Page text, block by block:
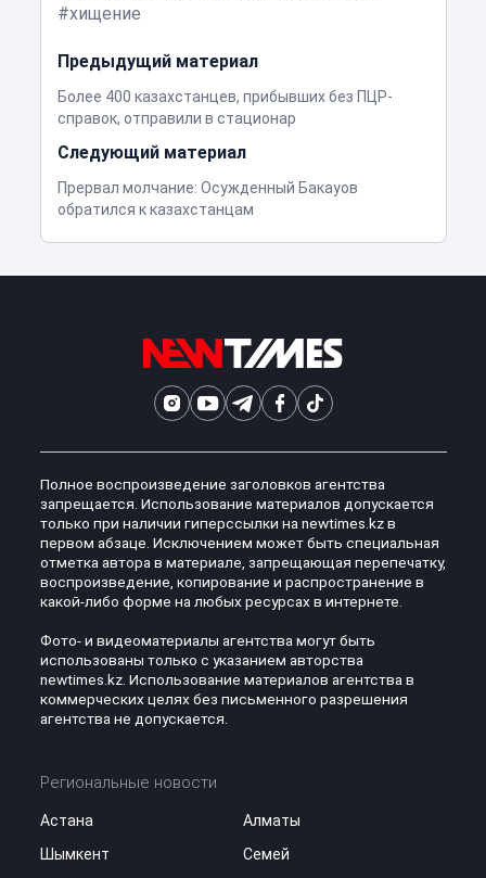
хищение
Предыдущий материал
Более 400 казахстанцев, прибывших без ПЦР-
справок, отправили в стационар
Следующий материал
Прервал молчание: Осужденный Бакауов
обратился к казахстанцам
Полное воспроизведение заголовков агентства
запрещается. Использование материалов допускается
только при наличии гиперссылки на newtimes.kz в
первом абзаце. Исключением может быть специальная
отметка автора в материале, запрещающая перепечатку,
воспроизведение, копирование и распространение в
какой-либо форме на любых ресурсах в интернете.
Фото- и видеоматериалы агентства могут быть
использованы только с указанием авторства
newtimes.kz. Использование материалов агентства в
коммерческих целях без письменного разрешения
агентства не допускается.
Региональные новости
Астана
Алматы
Шымкент
Семей